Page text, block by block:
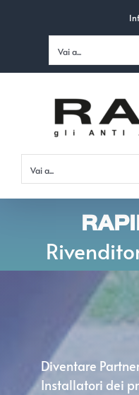
Vai a...
Vai a...
Diventare
Installatori dei